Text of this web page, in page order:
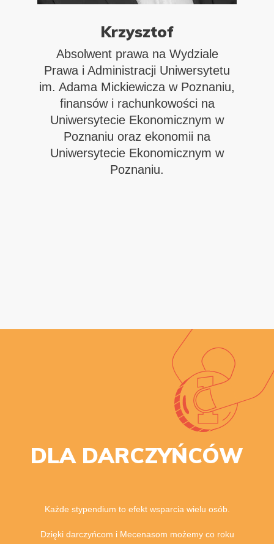
Krzysztof
Absolwent prawa na Wydziale
Prawa i Administracji Uniwersytetu
im. Adama Mickiewicza w Poznaniu,
finansów i rachunkowości na
Uniwersytecie Ekonomicznym w
Poznaniu oraz ekonomii na
Uniwersytecie Ekonomicznym w
Poznaniu.
DLA DARCZYŃCÓW
Każde stypendium to efekt wsparcia wielu osób.
Dzięki darczyńcom i Mecenasom możemy co roku